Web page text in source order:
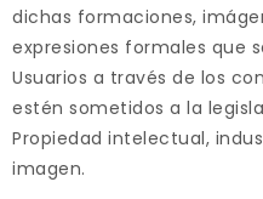
dichas formaciones,
expresiones formales que
Usuarios a través de los
estén sometidos a la
Propiedad intelectual,
imagen.